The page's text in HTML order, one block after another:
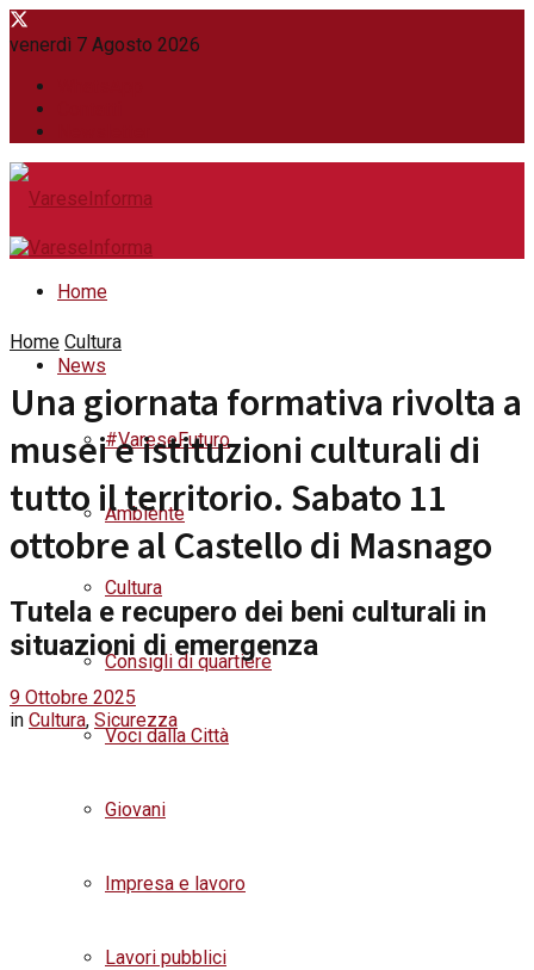
venerdì 7 Agosto 2026
Home
News
#VareseFuturo
Ambiente
Cultura
Consigli di quartiere
Voci dalla Città
Giovani
Impresa e lavoro
Lavori pubblici
Home Cultura
Una giornata formativa rivolta a
musei e istituzioni culturali di
tutto il territorio. Sabato 11
ottobre al Castello di Masnago
Tutela e recupero dei beni culturali in
situazioni di emergenza
9 Ottobre 2025
in Cultura, Sicurezza